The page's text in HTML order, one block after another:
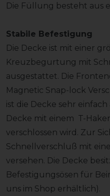
Die Füllung besteht aus
Stabile Befestigung
Die Decke ist mit einer
Kreuzbegurtung mit
ausgestattet. Die
Magnetic Snap-lock
ist die Decke sehr
Decke mit einem T-
verschlossen wird. Zur
Schnellverschluß mit
versehen. Die Decke
Befestigungsösen für
uns im Shop erhältlich).